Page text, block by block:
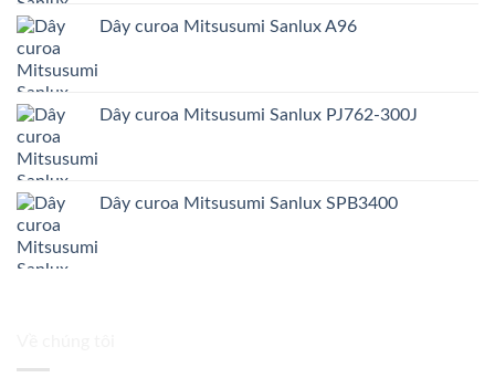
Dây curoa Mitsusumi Sanlux A96
Dây curoa Mitsusumi Sanlux PJ762-300J
Dây curoa Mitsusumi Sanlux SPB3400